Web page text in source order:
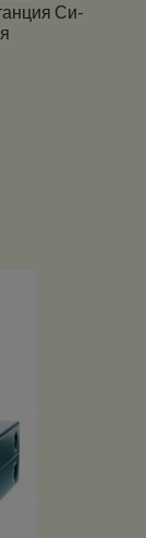
Си-